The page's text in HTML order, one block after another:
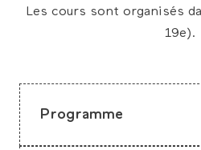
Les cours sont organisés
19e).
Programme